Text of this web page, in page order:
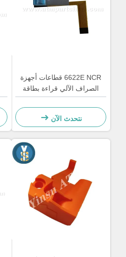
6622E NCR قطاعات أجهزة
الصراف الآلي قراءة بطاقة
رأس المكونات إعادة التجديد
نتحدث الآن